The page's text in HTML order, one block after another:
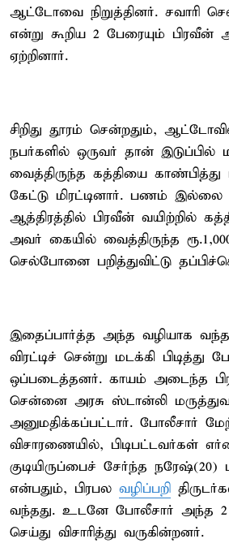
ஆட்டோவை நிறுத்தினர். சவாரி
என்று கூறிய 2 பேரையும்
ஏற்றினார்.
சிறிது தூரம் சென்றதும்,
நபர்களில் ஒருவர் தான் இடுப்பில்
வைத்திருந்த கத்தியை
கேட்டு மிரட்டினார். பணம் இல்லை
ஆத்திரத்தில் பிரவீன் வயிற்றில்
அவர் கையில் வைத்திருந்த
செல்போனை பறித்துவிட்டு
இதைப்பார்த்த அந்த வழியாக
விரட்டிச் சென்று மடக்கி பிடித்து
ஒப்படைத்தனர். காயம் அடைந்த
சென்னை அரசு ஸ்டான்லி
அனுமதிக்கப்பட்டார். போலீசார்
விசாரணையில், பிடிபட்டவர்கள்
குடியிருப்பைச் சேர்ந்த நரேஷ்(20)
என்பதும், பிரபல வழிப்பறி
வந்தது. உடனே போலீசார் அந்த 2
செய்து விசாரித்து வருகின்றனர்.